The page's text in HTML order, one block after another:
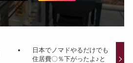
日本でノマドやるだけでも
住居費〇％下がったよ♪と